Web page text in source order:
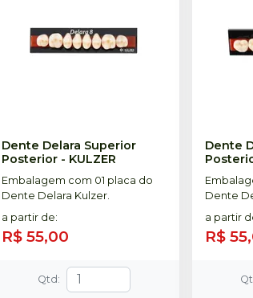
Dente Delara Superior
Posterior - KULZER
Embalagem com 01 placa do
Dente Delara Kulzer.
a partir de:
R$ 55,00
Qtd :
Dente
Dente
a partir
R$